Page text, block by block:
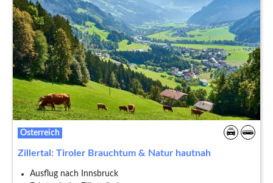
Österreich
Zillertal: Tiroler Brauchtum & Natur hautnah
Ausflug nach Innsbruck